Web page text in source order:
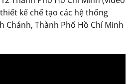
kế chế tạo các hệ thống
Chánh, Thành Phố Hồ Chí Minh